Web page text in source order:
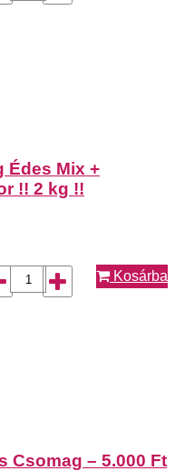
Édes Mix +
!! 2 kg !!
Kosárba
Csomag – 5.000 Ft